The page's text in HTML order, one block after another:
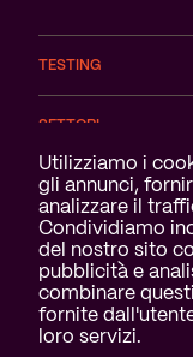
Notifica
Utilizziamo i
gli annunci,
analizzare il
Condividiamo
del nostro sito
pubblicità e
combinare
fornite
loro servizi.
TESTING
SETTORI
SERVIZI
CHI SIAMO